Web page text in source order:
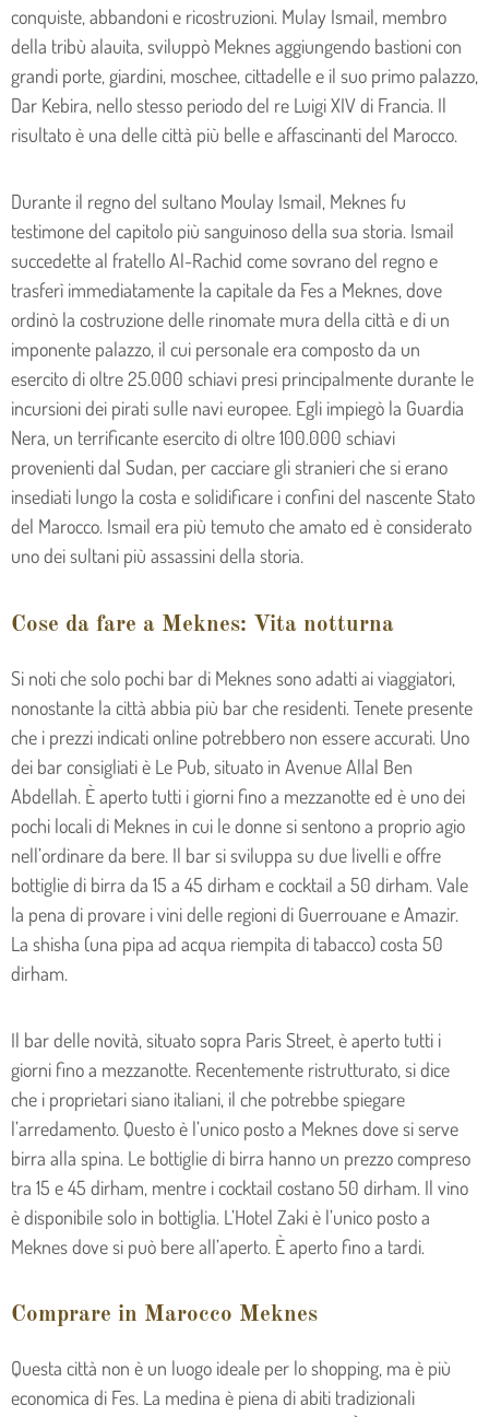
conquiste, abbandoni e ricostruzioni. Mulay Ismail, membro
della tribù alauita, sviluppò Meknes aggiungendo bastioni con
grandi porte, giardini, moschee, cittadelle e il suo primo palazzo,
Dar Kebira, nello stesso periodo del re Luigi XIV di Francia. Il
risultato è una delle città più belle e affascinanti del Marocco.
Durante il regno del sultano Moulay Ismail, Meknes fu
testimone del capitolo più sanguinoso della sua storia. Ismail
succedette al fratello Al-Rachid come sovrano del regno e
trasferì immediatamente la capitale da Fes a Meknes, dove
ordinò la costruzione delle rinomate mura della città e di un
imponente palazzo, il cui personale era composto da un
esercito di oltre 25.000 schiavi presi principalmente durante le
incursioni dei pirati sulle navi europee. Egli impiegò la Guardia
Nera, un terrificante esercito di oltre 100.000 schiavi
provenienti dal Sudan, per cacciare gli stranieri che si erano
insediati lungo la costa e solidificare i confini del nascente Stato
del Marocco. Ismail era più temuto che amato ed è considerato
uno dei sultani più assassini della storia.
Cose da fare a Meknes: Vita notturna
Si noti che solo pochi bar di Meknes sono adatti ai viaggiatori,
nonostante la città abbia più bar che residenti. Tenete presente
che i prezzi indicati online potrebbero non essere accurati. Uno
dei bar consigliati è Le Pub, situato in Avenue Allal Ben
Abdellah. È aperto tutti i giorni fino a mezzanotte ed è uno dei
pochi locali di Meknes in cui le donne si sentono a proprio agio
nell’ordinare da bere. Il bar si sviluppa su due livelli e offre
bottiglie di birra da 15 a 45 dirham e cocktail a 50 dirham. Vale
la pena di provare i vini delle regioni di Guerrouane e Amazir.
La shisha (una pipa ad acqua riempita di tabacco) costa 50
dirham.
Il bar delle novità, situato sopra Paris Street, è aperto tutti i
giorni fino a mezzanotte. Recentemente ristrutturato, si dice
che i proprietari siano italiani, il che potrebbe spiegare
l’arredamento. Questo è l’unico posto a Meknes dove si serve
birra alla spina. Le bottiglie di birra hanno un prezzo compreso
tra 15 e 45 dirham, mentre i cocktail costano 50 dirham. Il vino
è disponibile solo in bottiglia. L’Hotel Zaki è l’unico posto a
Meknes dove si può bere all’aperto. È aperto fino a tardi.
Comprare in Marocco Meknes
Questa città non è un luogo ideale per lo shopping, ma è più
economica di Fes. La medina è piena di abiti tradizionali